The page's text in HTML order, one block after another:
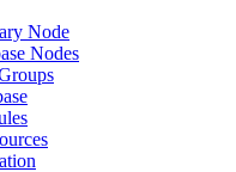
Node
Nodes